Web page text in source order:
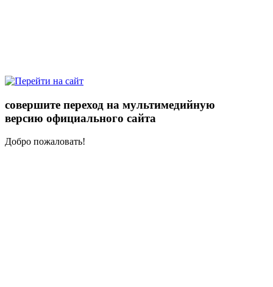
совершите переход на мультимедийную
версию официального сайта
Добро пожаловать!